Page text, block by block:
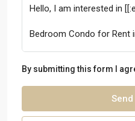
By submitting this form I
Send